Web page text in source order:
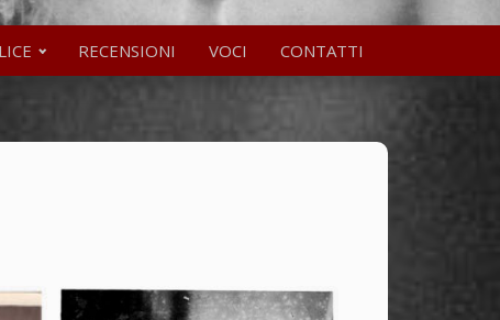
RECENSIONI VOCI CONTATTI